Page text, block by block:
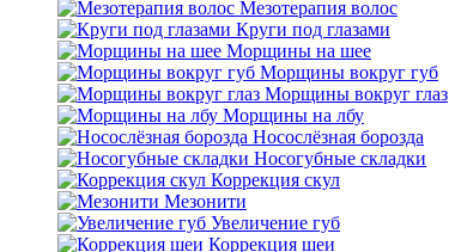
Мезотерапия волос
Круги под глазами
Морщины на шее
Морщины вокруг губ
Морщины вокруг глаз
Морщины на лбу
Носослёзная борозда
Носогубные складки
Коррекция скул
Мезонити
Увеличение губ
Коррекция шеи